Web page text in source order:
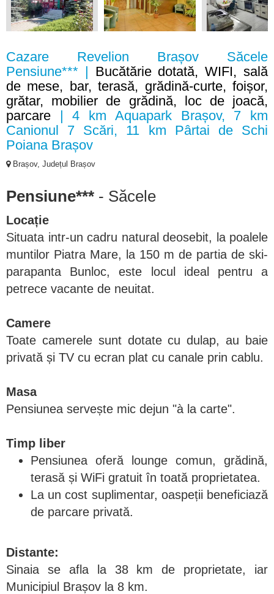
Cazare Revelion Brașov Săcele
Pensiune*** | Bucătărie dotată, WIFI, sală
de mese, bar, terasă, grădină-curte, foișor,
grătar, mobilier de grădină, loc de joacă,
parcare | 4 km Aquapark Brașov, 7 km
Canionul 7 Scări, 11 km Pârtai de Schi
Poiana Brașov
Brașov, Județul Brașov
Pensiune*** - Săcele
Locație
Situata intr-un cadru natural deosebit, la poalele
muntilor Piatra Mare, la 150 m de partia de ski-
parapanta Bunloc, este locul ideal pentru a
petrece vacante de neuitat.
Camere
Toate camerele sunt dotate cu dulap, au baie
privată și TV cu ecran plat cu canale prin cablu.
Masa
Pensiunea servește mic dejun "à la carte".
Timp liber
Pensiunea oferă lounge comun, grădină,
terasă și WiFi gratuit în toată proprietatea.
La un cost suplimentar, oaspeții beneficiază
de parcare privată.
Distante:
Sinaia se afla la 38 km de proprietate, iar
Municipiul Brașov la 8 km.